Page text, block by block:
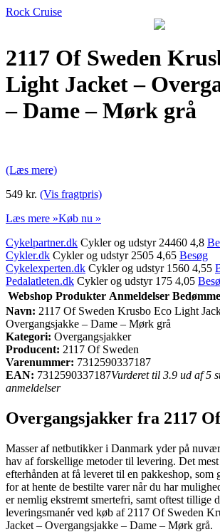
Rock Cruise
2117 Of Sweden
Light Jacket –
– Dame – Mørk grå
(Læs mere)
549 kr. (Vis fragtpris)
Læs mere »Køb nu »
Cykelpartner.dk Cykler og udstyr 24460 4,8
Cykler.dk Cykler og udstyr 2505 4,65 Besøg
Cykelexperten.dk Cykler og udstyr 1560 4,55
Pedalatleten.dk Cykler og udstyr 175 4,05
Webshop Produkter Anmeldelser
Navn: 2117 Of Sweden Krusbo Eco Light
Overgangsjakke – Dame – Mørk grå
Kategori: Overgangsjakker
Producent: 2117 Of Sweden
Varenummer: 7312590337187
EAN: 7312590337187Vurderet til 3.9 ud af 5
anmeldelser
Overgangsjakker fra 2117
Masser af netbutikker i Danmark yder på
hav af forskellige metoder til levering. Det
efterhånden at få leveret til en pakkeshop, som
for at hente de bestilte varer når du har
er nemlig ekstremt smertefri, samt oftest tillige
leveringsmanér ved køb af 2117 Of Sweden
Jacket – Overgangsjakke – Dame – Mørk grå.